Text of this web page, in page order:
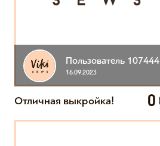
Пользователь 107444
16.09.2023
Отличная выкройка! 0